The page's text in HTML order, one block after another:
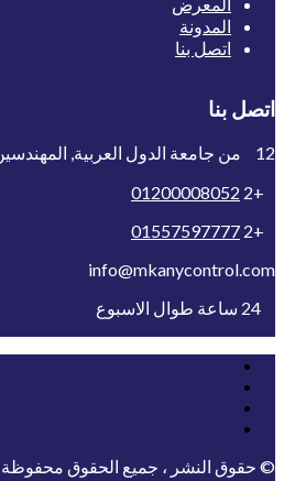
المدونة
اتصل بنا
اتصل بنا
12 من جامعة الدول العربية, المهندسين – الجيزة
+2
01200008052
+2
01557597777
info@mkanycontrol.com
© حقوق النشر ، جميع الحقوق